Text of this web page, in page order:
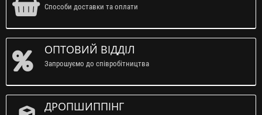
Способи доставки та оплати
ОПТОВИЙ ВІДДІЛ
Запрошуємо до співробітництва
ДРОПШИППІНГ